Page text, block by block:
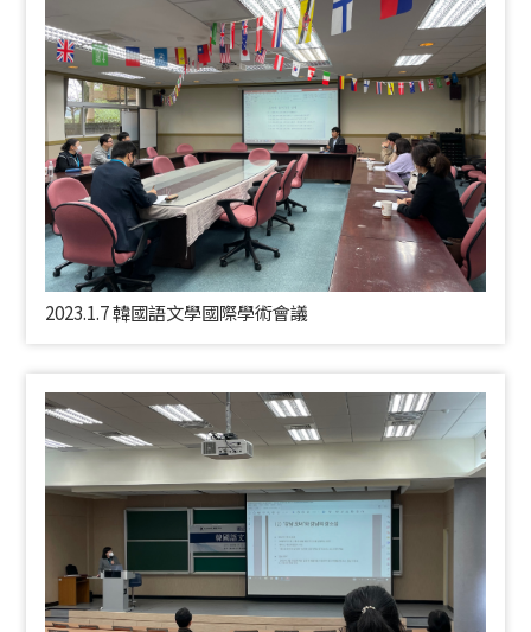
2023.1.7 韓國語文學國際學術會議